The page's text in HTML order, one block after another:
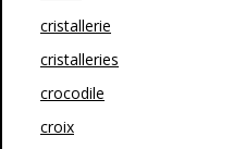
cristallerie
cristalleries
crocodile
croix